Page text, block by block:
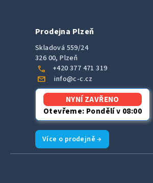
Prodejna Plzeň
Skladová 559/24
326 00, Plzeň
call +420 377 471 319
mail info@c-c.cz
NYNÍ ZAVŘENO
Otevřeme: Pondělí v 08:00
Více o prodejně →